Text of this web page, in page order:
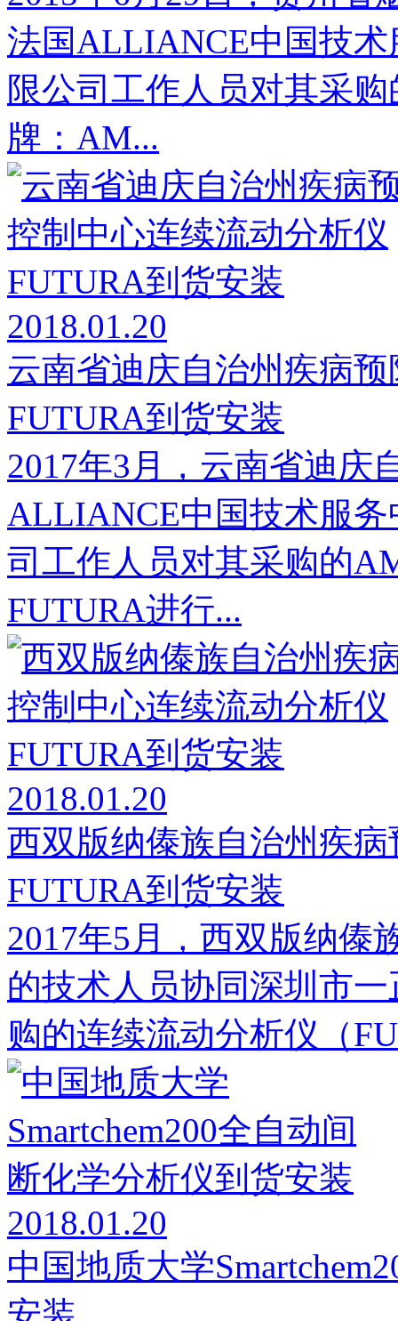
法国ALLIANCE中国技
限公司工作人员对其采
牌：AM...
2018.01.20
云南省迪庆自治州疾病
FUTURA到货安装
2017年3月，云南省迪庆
ALLIANCE中国技术服
司工作人员对其采购的
FUTURA进行...
2018.01.20
西双版纳傣族自治州疾
FUTURA到货安装
2017年5月，西双版纳傣
的技术人员协同深圳市
购的连续流动分析仪（
2018.01.20
中国地质大学